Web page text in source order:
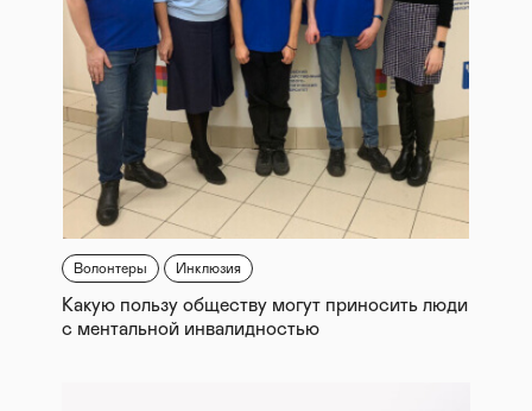
Волонтеры Инклюзия
Какую пользу обществу могут приносить люди
с ментальной инвалидностью